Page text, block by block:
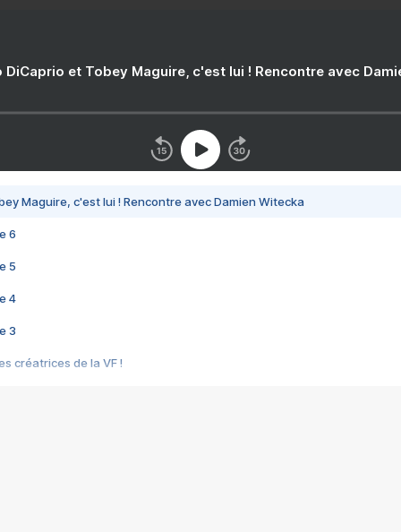
DiCaprio et Tobey Maguire, c'est lui ! Rencontre avec
Maguire, c'est lui ! Rencontre avec Damien Witecka
6
5
4
3
créatrices de la VF !